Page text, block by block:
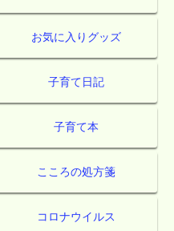
お気に入りグッズ
子育て日記
子育て本
こころの処方箋
コロナウイルス